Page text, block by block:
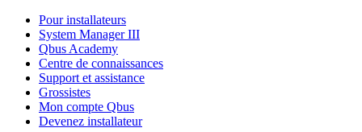
Pour installateurs
System Manager III
Qbus Academy
Centre de connaissances
Support et assistance
Grossistes
Mon compte Qbus
Devenez installateur